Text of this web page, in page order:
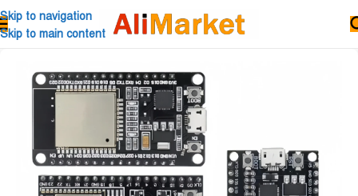
Skip to navigation
Skip to main content